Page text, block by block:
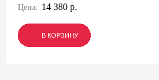
Цена: 14 380 р.
В КОРЗИНУ
В КОРЗИНУ
В КОРЗИНУ